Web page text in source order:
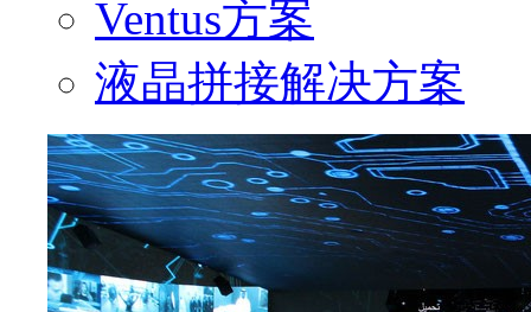
Ventus方案
液晶拼接解决方案